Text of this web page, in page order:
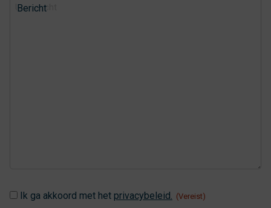
Bericht
Instemming
Ik ga akkoord met het privacybeleid. (Vereist)